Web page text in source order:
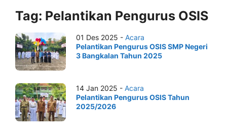
Tag: Pelantikan Pengurus OSIS
01 Des 2025 - Acara
Pelantikan Pengurus OSIS SMP Negeri
3 Bangkalan Tahun 2025
14 Jan 2025 - Acara
Pelantikan Pengurus OSIS Tahun
2025/2026